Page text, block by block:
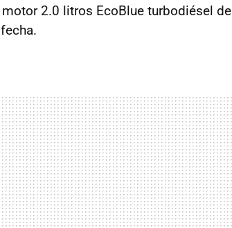
2.0 litros EcoBlue turbodiésel de